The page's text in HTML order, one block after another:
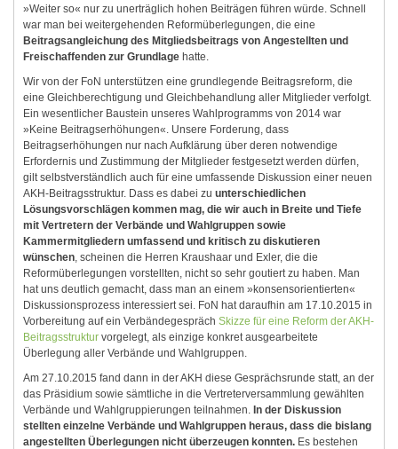
»Weiter so« nur zu unerträglich hohen Beiträgen führen würde. Schnell
war man bei weitergehenden Reformüberlegungen, die eine
Beitragsangleichung des Mitgliedsbeitrags von Angestellten und
Freischaffenden zur Grundlage hatte.
Wir von der FoN unterstützen eine grundlegende Beitragsreform, die
eine Gleichberechtigung und Gleichbehandlung aller Mitglieder verfolgt.
Ein wesentlicher Baustein unseres Wahlprogramms von 2014 war
»Keine Beitragserhöhungen«. Unsere Forderung, dass
Beitragserhöhungen nur nach Aufklärung über deren notwendige
Erfordernis und Zustimmung der Mitglieder festgesetzt werden dürfen,
gilt selbstverständlich auch für eine umfassende Diskussion einer neuen
AKH-Beitragsstruktur. Dass es dabei zu unterschiedlichen
Lösungsvorschlägen kommen mag, die wir auch in Breite und Tiefe
mit Vertretern der Verbände und Wahlgruppen sowie
Kammermitgliedern umfassend und kritisch zu diskutieren
wünschen, scheinen die Herren Kraushaar und Exler, die die
Reformüberlegungen vorstellten, nicht so sehr goutiert zu haben. Man
hat uns deutlich gemacht, dass man an einem »konsensorientierten«
Diskussionsprozess interessiert sei. FoN hat daraufhin am 17.10.2015 in
Vorbereitung auf ein Verbändegespräch Skizze für eine Reform der AKH-
Beitragsstruktur vorgelegt, als einzige konkret ausgearbeitete
Überlegung aller Verbände und Wahlgruppen.
Am 27.10.2015 fand dann in der AKH diese Gesprächsrunde statt, an der
das Präsidium sowie sämtliche in die Vertreterversammlung gewählten
Verbände und Wahlgruppierungen teilnahmen. In der Diskussion
stellten einzelne Verbände und Wahlgruppen heraus, dass die bislang
angestellten Überlegungen nicht überzeugen konnten. Es bestehen